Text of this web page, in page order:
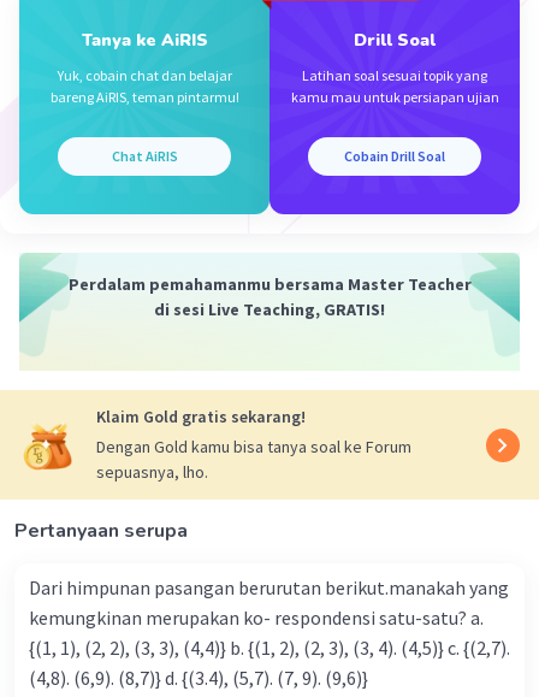
Tanya ke AiRIS
Yuk, cobain chat dan belajar
bareng AiRIS, teman pintarmu!
Chat AiRIS
Drill Soal
Latihan soal sesuai topik yang
kamu mau untuk persiapan ujian
Cobain Drill Soal
Perdalam pemahamanmu bersama Master Teacher
di sesi Live Teaching, GRATIS!
Klaim Gold gratis sekarang!
Dengan Gold kamu bisa tanya soal ke Forum
sepuasnya, lho.
Pertanyaan serupa
Dari himpunan pasangan berurutan berikut.manakah yang
kemungkinan merupakan ko- respondensi satu-satu? a.
{(1, 1), (2, 2), (3, 3), (4,4)} b. {(1, 2), (2, 3), (3, 4). (4,5)} c. {(2,7).
(4,8). (6,9). (8,7)} d. {(3.4), (5,7). (7, 9). (9,6)}